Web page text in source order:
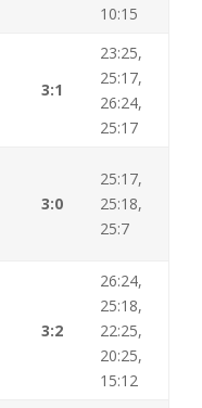
10:15
3:1
23:25,
25:17,
26:24,
25:17
3:0
25:17,
25:18,
25:7
3:2
26:24,
25:18,
22:25,
20:25,
15:12